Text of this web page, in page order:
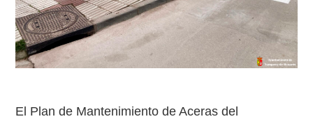
El Plan de Mantenimiento de Aceras del